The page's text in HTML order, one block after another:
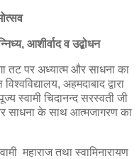
आशीर्वाद व उद्बोधन
तट पर अध्यात्म और साधना का
अहमदाबाद द्वारा
स्वामी चिदानन्द सरस्वती जी
साधना के साथ आत्मजागरण का
महाराज तथा स्वामिनारायण